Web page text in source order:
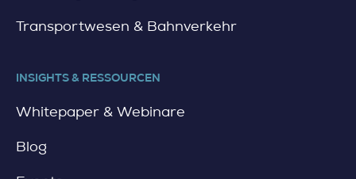
Transportwesen & Bahnverkehr
INSIGHTS & RESSOURCEN
Whitepaper & Webinare
Blog